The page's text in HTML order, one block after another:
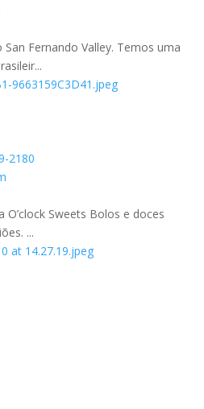
Fernando Valley. Temos uma
2180
O’clock Sweets Bolos e doces
...